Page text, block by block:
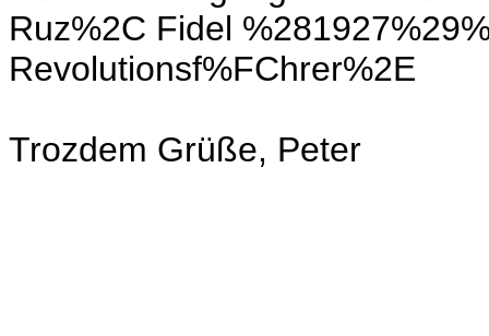
Ruz%2C Fidel
Revolutionsf%FChrer%2E
Trozdem Grüße, Peter